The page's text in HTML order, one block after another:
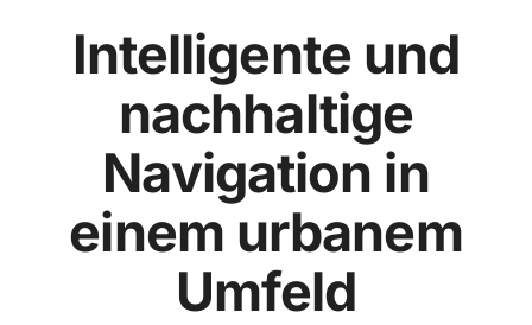
Intelligente und
nachhaltige
Navigation in
einem urbanem
Umfeld